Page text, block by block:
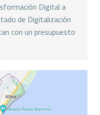
Digital a
de Digitalización
con un presupuesto